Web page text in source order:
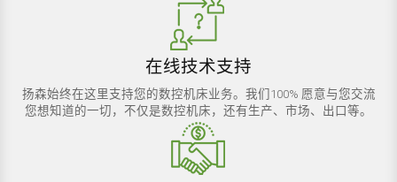
在线技术支持
扬森始终在这里支持您的数控机床业务。我们100% 愿意与您交流
您想知道的一切，不仅是数控机床，还有生产、市场、出口等。